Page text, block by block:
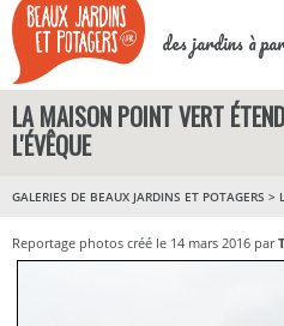
des jardins à
LA MAISON POINT VERT
L'ÉVÊQUE
GALERIES DE BEAUX JARDINS ET POTAGERS >
Reportage photos créé le 14 mars 2016 par